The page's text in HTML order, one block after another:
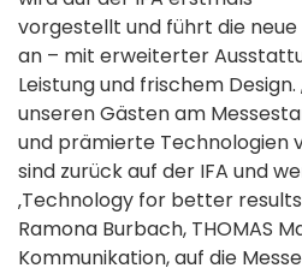
vorgestellt und führt die neue
an – mit erweiterter
Leistung und frischem Design.
unseren Gästen am
und prämierte Technologien
sind zurück auf der IFA und
‚Technology for better
Ramona Burbach, THOMAS
Kommunikation, auf die